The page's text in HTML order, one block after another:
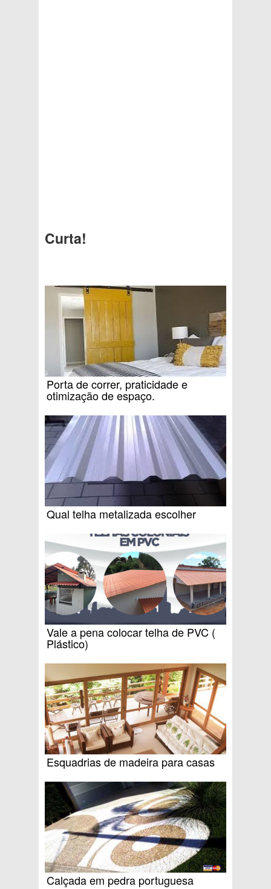
Curta!
Porta de correr, praticidade e
otimização de espaço.
Qual telha metalizada escolher
Vale a pena colocar telha de PVC (
Plástico)
Esquadrias de madeira para casas
Calçada em pedra portuguesa